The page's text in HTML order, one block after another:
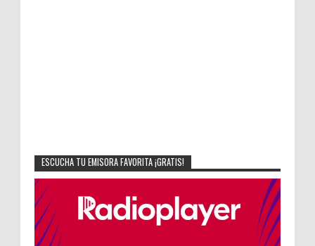
ESCUCHA TU EMISORA FAVORITA ¡GRATIS!